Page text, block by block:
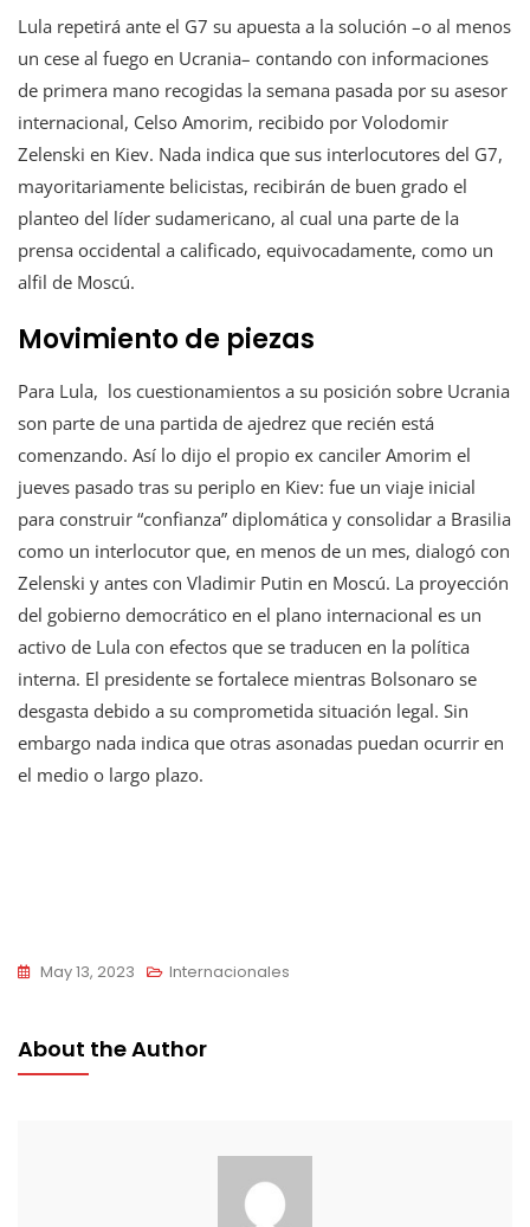
Lula repetirá ante el G7 su apuesta a la solución –o al menos
un cese al fuego en Ucrania– contando con informaciones
de primera mano recogidas la semana pasada por su asesor
internacional, Celso Amorim, recibido por Volodomir
Zelenski en Kiev. Nada indica que sus interlocutores del G7,
mayoritariamente belicistas, recibirán de buen grado el
planteo del líder sudamericano, al cual una parte de la
prensa occidental a calificado, equivocadamente, como un
alfil de Moscú.
Movimiento de piezas
Para Lula, los cuestionamientos a su posición sobre Ucrania
son parte de una partida de ajedrez que recién está
comenzando. Así lo dijo el propio ex canciler Amorim el
jueves pasado tras su periplo en Kiev: fue un viaje inicial
para construir “confianza” diplomática y consolidar a Brasilia
como un interlocutor que, en menos de un mes, dialogó con
Zelenski y antes con Vladimir Putin en Moscú. La proyección
del gobierno democrático en el plano internacional es un
activo de Lula con efectos que se traducen en la política
interna. El presidente se fortalece mientras Bolsonaro se
desgasta debido a su comprometida situación legal. Sin
embargo nada indica que otras asonadas puedan ocurrir en
el medio o largo plazo.
May 13, 2023 Internacionales
About the Author